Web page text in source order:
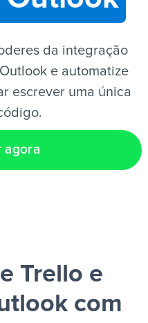
da integração
e automatize
escrever uma única
agora
Trello e
com